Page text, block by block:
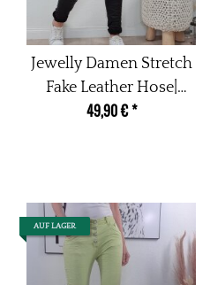
Jewelly Damen Stretch
Fake Leather Hose|
Kunstleder Boyfriend
49,90 €*
AUF LAGER